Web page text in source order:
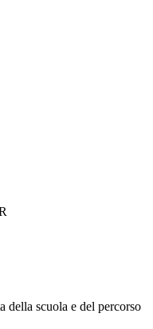
della scuola e del percorso